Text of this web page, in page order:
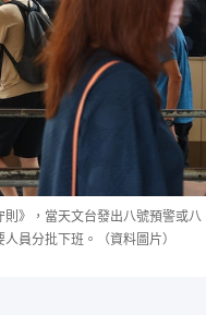
》，當天文台發出八號預警或八
員分批下班。（資料圖片）